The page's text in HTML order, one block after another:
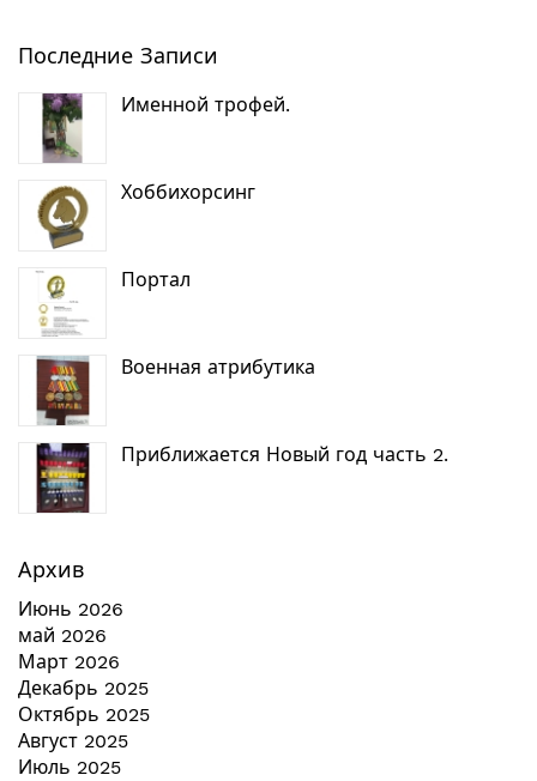
Последние Записи
Именной трофей.
Хоббихорсинг
Портал
Военная атрибутика
Приближается Новый год часть 2.
Архив
Июнь 2026
май 2026
Март 2026
Декабрь 2025
Октябрь 2025
Август 2025
Июль 2025